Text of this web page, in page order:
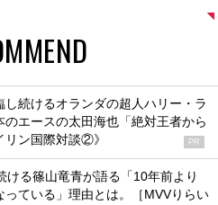
し続けるオランダの超人ハリー・ラ
のエースの太田海也「絶対王者から
リン国際対談②》
PR
ける篠山竜青が語る「10年前より
っている」理由とは。［MVVりらい